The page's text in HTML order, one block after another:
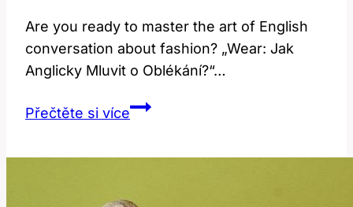
Are you ready to master the art of English
conversation about fashion? „Wear: Jak
Anglicky Mluvit o Oblékání?“…
Přečtěte si víceWear: